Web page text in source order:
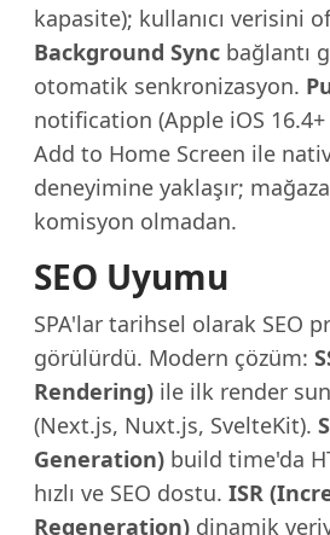
kapasite); kullanıcı verisini
Background Sync bağlantı
otomatik senkronizasyon.
notification (Apple iOS 16.4+
Add to Home Screen ile
deneyimine yaklaşır;
komisyon olmadan.
SEO Uyumu
SPA'lar tarihsel olarak SEO
görülürdü. Modern çözüm:
Rendering) ile ilk render
(Next.js, Nuxt.js, SvelteKit).
Generation) build time'da
hızlı ve SEO dostu. ISR
Regeneration) dinamik